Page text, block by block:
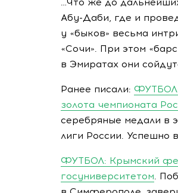
Абу-Даби, где и
у «быков» весьма
«Сочи». При этом
в Эмиратах они
Ранее писали: ФУТБОЛ:
золота чемпионата
серебряные медали в
лиги России. Успешно
ФУТБОЛ: Крымский
госуниверситетом.